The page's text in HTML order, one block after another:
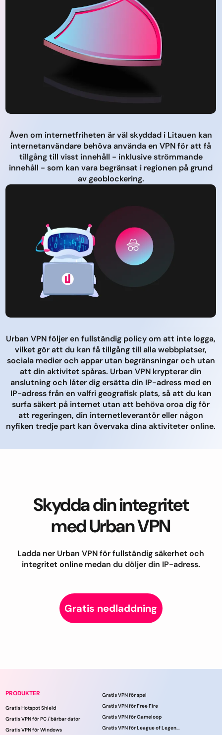
Även om internetfriheten är väl skyddad i Litauen kan
internetanvändare behöva använda en VPN för att få
tillgång till visst innehåll - inklusive strömmande
innehåll - som kan vara begränsat i regionen på grund
av geoblockering.
Urban VPN följer en fullständig policy om att inte logga,
vilket gör att du kan få tillgång till alla webbplatser,
sociala medier och appar utan begränsningar och utan
att din aktivitet spåras. Urban VPN krypterar din
anslutning och låter dig ersätta din IP-adress med en
IP-adress från en valfri geografisk plats, så att du kan
surfa säkert på internet utan att behöva oroa dig för
att regeringen, din internetleverantör eller någon
nyfiken tredje part kan övervaka dina aktiviteter online.
Skydda din integritet
med Urban VPN
Ladda ner Urban VPN för fullständig säkerhet och
integritet online medan du döljer din IP-adress.
Gratis nedladdning
PRODUKTER
Gratis Hotspot Shield
Gratis VPN för PC / bärbar dator
Gratis VPN för Windows
Gratis VPN för spel
Gratis VPN för Free Fire
Gratis VPN för Gameloop
Gratis VPN för League of Legends